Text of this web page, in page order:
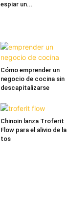
espiar un...
Cómo emprender un
negocio de cocina sin
descapitalizarse
Chinoin lanza Troferit
Flow para el alivio de la
tos